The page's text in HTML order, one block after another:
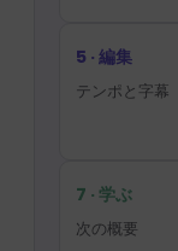
5 · 編集
テンポと字幕
7 · 学ぶ
次の概要